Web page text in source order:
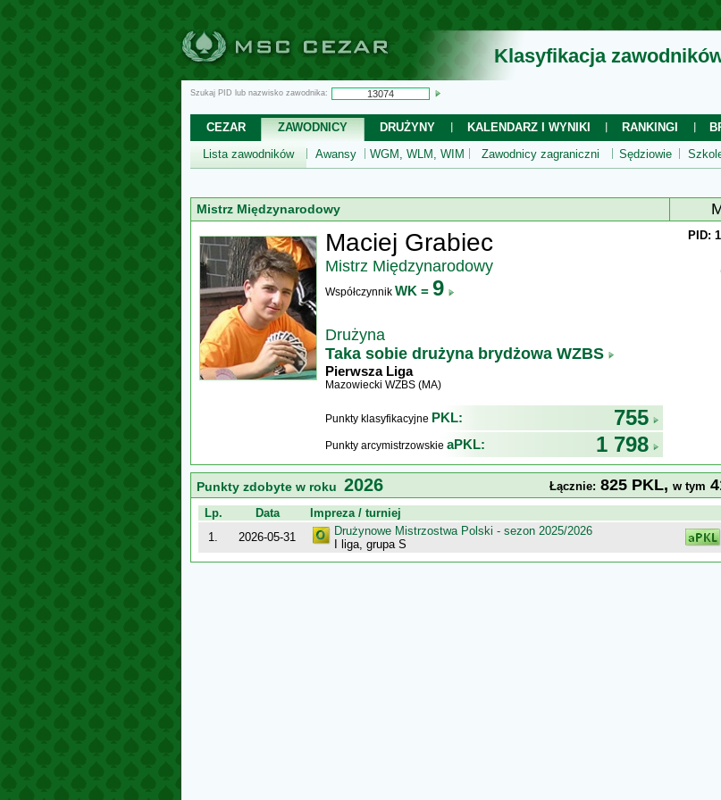
Klasyfikacja
Szukaj PID lub nazwisko zawodnika:
CEZAR ZAWODNICY DRUŻYNY KALENDARZ I WYNIKI RANKINGI
Lista zawodników
Awansy WGM, WLM, WIM Zawodnicy zagraniczni Sędziowie
Mistrz Międzynarodowy
Maciej Grabiec
Mistrz Międzynarodowy
Współczynnik WK = 9
Drużyna
Taka sobie drużyna brydżowa WZBS
Pierwsza Liga
Mazowiecki WZBS (MA)
Punkty klasyfikacyjne PKL: 755
Punkty arcymistrzowskie aPKL: 1 798
PID:
Punkty zdobyte w roku 2026 Łącznie: 825 PKL, w tym
Lp. Data Impreza / turniej
1.
2026-05-31
Drużynowe Mistrzostwa Polski - sezon 2025/2026
I liga, grupa S